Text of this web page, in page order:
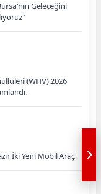
Geleceğini
(WHV) 2026
İki Yeni Mobil Araç